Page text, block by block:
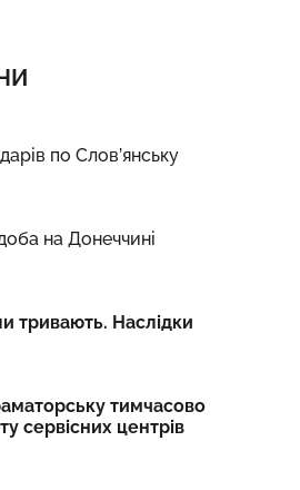
по Слов’янську
на Донеччині
тривають. Наслідки
тимчасово
сервісних центрів